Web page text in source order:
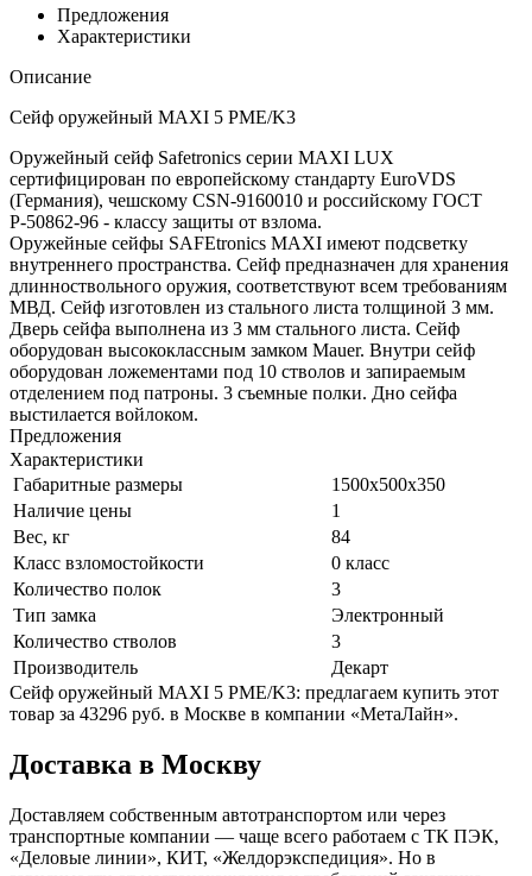
Предложения
Характеристики
Описание
Сейф оружейный MAXI 5 PME/K3
Оружейный сейф Safetronics серии MAXI LUX
сертифицирован по европейскому стандарту EuroVDS
(Германия), чешскому CSN-9160010 и российскому ГОСТ
Р-50862-96 - классу защиты от взлома.
Оружейные сейфы SAFEtronics MAXI имеют подсветку
внутреннего пространства. Сейф предназначен для хранения
длинноствольного оружия, соответствуют всем требованиям
МВД. Сейф изготовлен из стального листа толщиной 3 мм.
Дверь сейфа выполнена из 3 мм стального листа. Сейф
оборудован высококлассным замком Mauer. Внутри сейф
оборудован ложементами под 10 стволов и запираемым
отделением под патроны. 3 съемные полки. Дно сейфа
выстилается войлоком.
Предложения
Характеристики
Габаритные размеры
1500х500х350
Наличие цены
1
Вес, кг
84
Класс взломостойкости
0 класс
Количество полок
3
Тип замка
Электронный
Количество стволов
3
Производитель
Декарт
Сейф оружейный MAXI 5 PME/K3: предлагаем купить этот
товар за 43296 руб. в Москве в компании «МетаЛайн».
Доставка в Москву
Доставляем собственным автотранспортом или через
транспортные компании — чаще всего работаем с ТК ПЭК,
«Деловые линии», КИТ, «Желдорэкспедиция». Но в